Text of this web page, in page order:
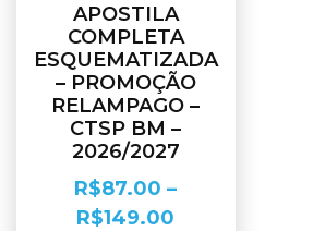
APOSTILA
COMPLETA
ESQUEMATIZADA
– PROMOÇÃO
RELAMPAGO –
CTSP BM –
2026/2027
R$87.00 –
R$149.00